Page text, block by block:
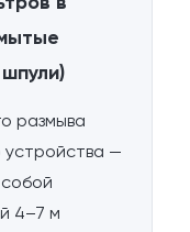
размыва
устройства —
4–7 м